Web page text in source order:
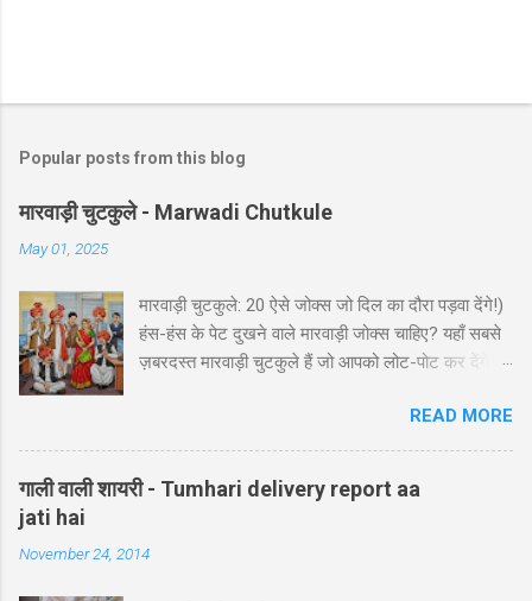
Popular posts from this blog
मारवाड़ी चुटकुले - Marwadi Chutkule
May 01, 2025
मारवाड़ी चुटकुले: 20 ऐसे जोक्स जो दिल का दौरा पड़वा देंगे!)
हंस-हंस के पेट दुखने वाले मारवाड़ी जोक्स चाहिए? यहाँ सबसे
ज़बरदस्त मारवाड़ी चुटकुले हैं जो आपको लोट-पोट कर देंगे! ⚡
पढ़ते ही हंसी नहीं रोक पाएंगे आप! 🤪 😂 मारवाड़ी हंसी के
धमाकेदार जोक्स 💥 "एक मारवाड़ी ने अपनी बीवी को गिफ्ट में
डायमंड रिंग दी। बीवी खुश होकर बोली: 'ये तो असली लगती
है!' मारवाड़ी: 'हां प्रिये, बिल्कुल असली... दुकानदार ने मुझे
इन चाइना'* 😂" Copy "मारवाड़ी बेटा: पापा! मैंने ₹10,000
READ MORE
गाली वाली शायरी - Tumhari delivery report aa
jati hai
November 24, 2014